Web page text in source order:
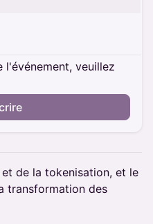
l'événement, veuillez
de la tokenisation, et le
transformation des